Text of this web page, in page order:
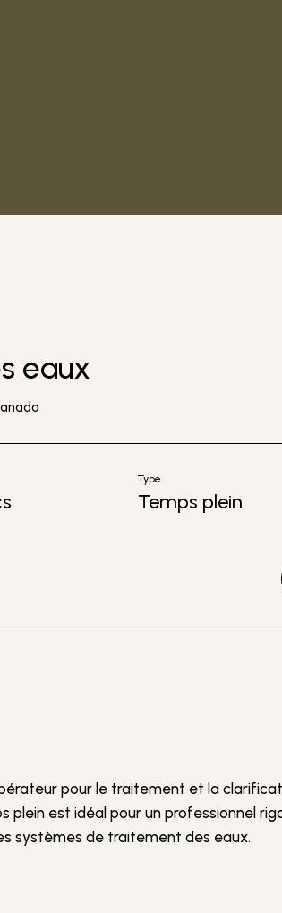
eaux
Type
Temps plein
pour le traitement et la
est idéal pour un professionnel
systèmes de traitement des eaux.